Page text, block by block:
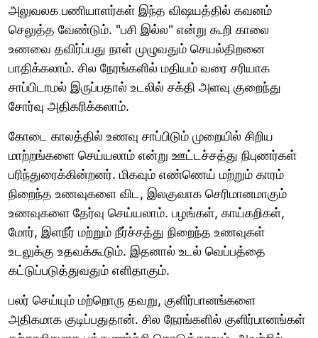
அலுவலக பணியாளர்கள் இந்த விஷயத்தில் கவனம்
செலுத்த வேண்டும். "பசி இல்ல" என்று கூறி காலை
உணவை தவிர்ப்பது நாள் முழுவதும் செயல்திறனை
பாதிக்கலாம். சில நேரங்களில் மதியம் வரை சரியாக
சாப்பிடாமல் இருப்பதால் உடலில் சக்தி அளவு குறைந்து
சோர்வு அதிகரிக்கலாம்.
கோடை காலத்தில் உணவு சாப்பிடும் முறையில் சிறிய
மாற்றங்களை செய்யலாம் என்று ஊட்டச்சத்து நிபுணர்கள்
பரிந்துரைக்கின்றனர். மிகவும் எண்ணெய் மற்றும் காரம்
நிறைந்த உணவுகளை விட, இலகுவாக செரிமானமாகும்
உணவுகளை தேர்வு செய்யலாம். பழங்கள், காய்கறிகள்,
மோர், இளநீர் மற்றும் நீர்ச்சத்து நிறைந்த உணவுகள்
உடலுக்கு உதவக்கூடும். இதனால் உடல் வெப்பத்தை
கட்டுப்படுத்துவதும் எளிதாகும்.
பலர் செய்யும் மற்றொரு தவறு, குளிர்பானங்களை
அதிகமாக குடிப்பதுதான். சில நேரங்களில் குளிர்பானங்கள்